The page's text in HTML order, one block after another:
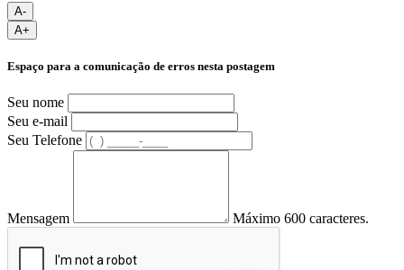
A-
A+
Espaço para a comunicação de erros nesta postagem
Seu nome
Seu e-mail
Seu Telefone
Mensagem Máximo 600 caracteres.